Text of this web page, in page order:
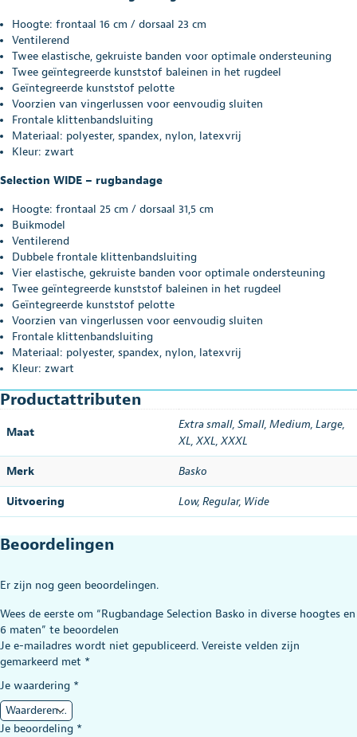
Hoogte: frontaal 16 cm / dorsaal 23 cm
Ventilerend
Twee elastische, gekruiste banden voor optimale ondersteuning
Twee geïntegreerde kunststof baleinen in het rugdeel
Geïntegreerde kunststof pelotte
Voorzien van vingerlussen voor eenvoudig sluiten
Frontale klittenbandsluiting
Materiaal: polyester, spandex, nylon, latexvrij
Kleur: zwart
Selection WIDE – rugbandage
Hoogte: frontaal 25 cm / dorsaal 31,5 cm
Buikmodel
Ventilerend
Dubbele frontale klittenbandsluiting
Vier elastische, gekruiste banden voor optimale ondersteuning
Twee geïntegreerde kunststof baleinen in het rugdeel
Geïntegreerde kunststof pelotte
Voorzien van vingerlussen voor eenvoudig sluiten
Frontale klittenbandsluiting
Materiaal: polyester, spandex, nylon, latexvrij
Kleur: zwart
Productattributen
Maat
Extra small, Small, Medium, Large,
XL, XXL, XXXL
Merk Basko
Uitvoering Low, Regular, Wide
Beoordelingen
Er zijn nog geen beoordelingen.
Wees de eerste om “Rugbandage Selection Basko in diverse hoogtes en
6 maten” te beoordelen
Je e-mailadres wordt niet gepubliceerd. Vereiste velden zijn
gemarkeerd met *
Je waardering *
Je beoordeling *